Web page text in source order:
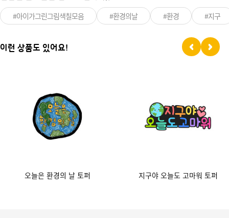
#아이가그린그림색칠모음 #환경의날 #환경 #지구
이런 상품도 있어요!
오늘은 환경의 날 토퍼 지구야 오늘도 고마워 토퍼